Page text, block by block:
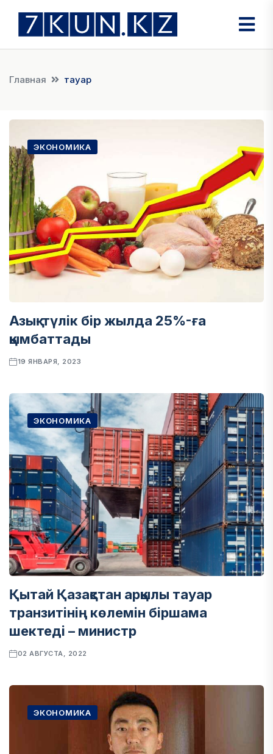
Главная тауар
ЭКОНОМИКА
Азық-түлік бір жылда 25%-ға
қымбаттады
19 ЯНВАРЯ, 2023
ЭКОНОМИКА
Қытай Қазақстан арқылы тауар
транзитінің көлемін біршама
шектеді – министр
02 АВГУСТА, 2022
ЭКОНОМИКА